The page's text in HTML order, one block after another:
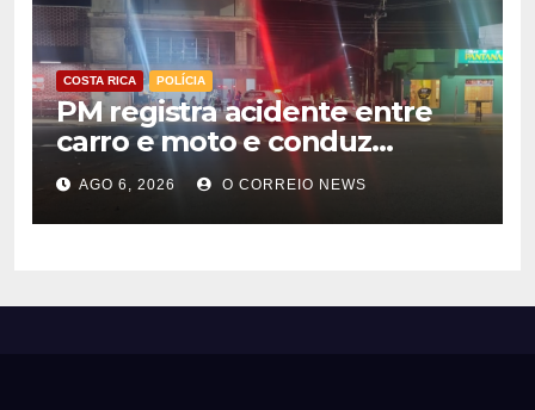
COSTA RICA POLÍCIA
PM registra acidente entre
carro e moto e conduz
motorista à Delegacia em
Costa Rica
AGO 6, 2026 O CORREIO NEWS